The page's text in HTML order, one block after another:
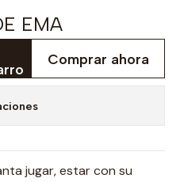
EMA
Comprar ahora
jugar, estar con su